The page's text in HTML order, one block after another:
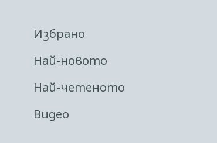
Избрано
Най-новото
Най-четеното
Видео